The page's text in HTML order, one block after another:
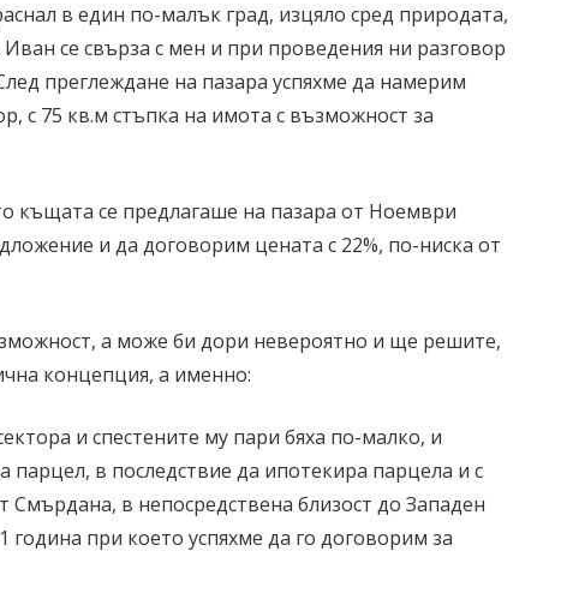
в един по-малък град, изцяло сред природата,
се свърза с мен и при проведения ни разговор
преглеждане на пазара успяхме да намерим
с 75 кв.м стъпка на имота с възможност за
къщата се предлагаше на пазара от Ноември
и да договорим цената с 22%, по-ниска от
а може би дори невероятно и ще решите,
концепция, а именно:
и спестените му пари бяха по-малко, и
парцел, в последствие да ипотекира парцела и с
Смърдана, в непосредствена близост до Западен
при което успяхме да го договорим за